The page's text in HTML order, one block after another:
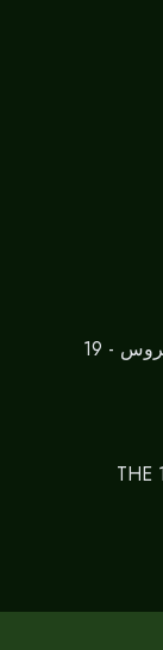
- 19
THE